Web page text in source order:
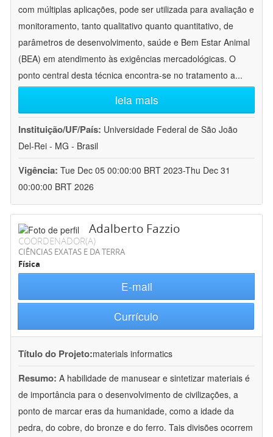
com múltiplas aplicações, pode ser utilizada para avaliação e
monitoramento, tanto qualitativo quanto quantitativo, de
parâmetros de desenvolvimento, saúde e Bem Estar Animal
(BEA) em atendimento às exigências mercadológicas. O
ponto central desta técnica encontra-se no tratamento a...
leia mais
Instituição/UF/País: Universidade Federal de São João
Del-Rei - MG - Brasil
Vigência: Tue Dec 05 00:00:00 BRT 2023-Thu Dec 31
00:00:00 BRT 2026
Adalberto Fazzio
COORDENADOR(A)
CIÊNCIAS EXATAS E DA TERRA
Física
E-mail
Currículo
Título do Projeto:materials informatics
Resumo: A habilidade de manusear e sintetizar materiais é
de importância para o desenvolvimento de civilizações, a
ponto de marcar eras da humanidade, como a idade da
pedra, do cobre, do bronze e do ferro. Tais divisões ocorrem